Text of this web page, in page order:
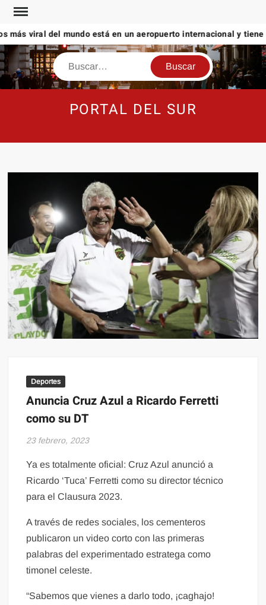
Saltar
contenidoviral del mundo está en un aeropuerto internacional y tiene
Buscar
PORTAL DEL SUR
Deportes
Anuncia Cruz Azul a Ricardo Ferretti
como su DT
23 febrero, 2023
Ya es totalmente oficial: Cruz Azul anunció a
Ricardo ‘Tuca’ Ferretti como su director técnico
para el Clausura 2023.
A través de redes sociales, los cementeros
publicaron un video corto con las primeras
palabras del experimentado estratega como
timonel celeste.
“Sabemos que vienes a darlo todo, ¡caghajo!